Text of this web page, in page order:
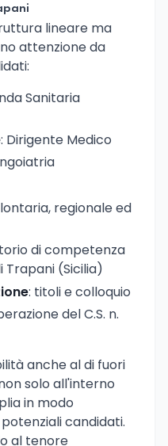
lineare ma
attenzione da
Sanitaria
: Dirigente Medico
regionale ed
di competenza
Trapani (Sicilia)
: titoli e colloquio
del C.S. n.
anche al di fuori
solo all'interno
in modo
candidati.
al tenore